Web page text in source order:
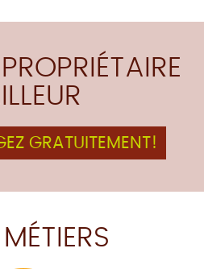
GRATUITEMENT!